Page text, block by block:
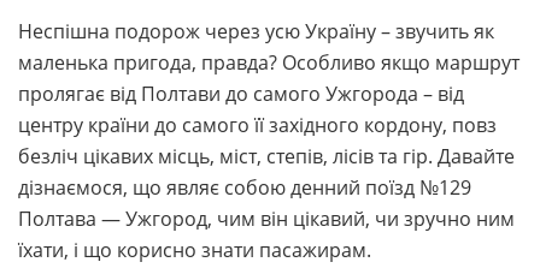
Неспішна подорож через усю Україну – звучить як
маленька пригода, правда? Особливо якщо маршрут
пролягає від Полтави до самого Ужгорода – від
центру країни до самого її західного кордону, повз
безліч цікавих місць, міст, степів, лісів та гір. Давайте
дізнаємося, що являє собою денний поїзд №129
Полтава — Ужгород, чим він цікавий, чи зручно ним
їхати, і що корисно знати пасажирам.